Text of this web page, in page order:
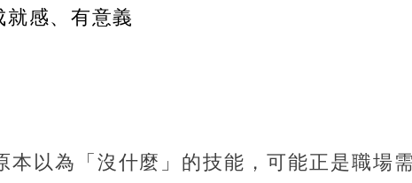
感、有意義
本以為「沒什麼」的技能，可能正是職場需